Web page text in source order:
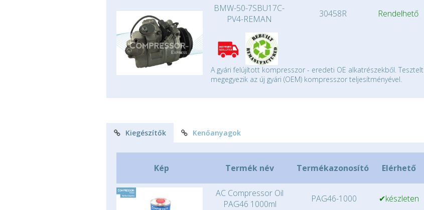
BMW-50-7SBU17C-
PV4-REMAN
30458R Rendelhető
A gyári felújított kompresszor - eredeti OE alkatrészekből.
megegyezik az új gyári (OEM) kompresszor teljesítményével.
Kiegészítők Kenőanyagok
Kép Termék név Termékazonosító Elérhető
AC Compressor Oil
PAG46 1000ml
PAG46-1000 ✔készleten